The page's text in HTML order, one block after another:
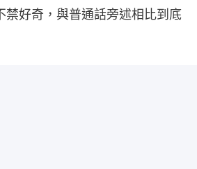
禁好奇，與普通話旁述相比到底